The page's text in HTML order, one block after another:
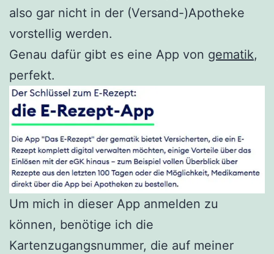
also gar nicht in der (Versand-)Apotheke
vorstellig werden.
Genau dafür gibt es eine App von gematik,
perfekt.
Um mich in dieser App anmelden zu
können, benötige ich die
Kartenzugangsnummer, die auf meiner